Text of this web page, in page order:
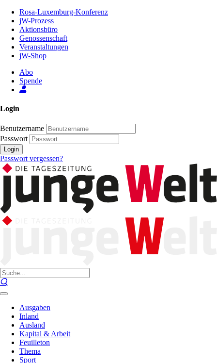
Inhalt
Seite
Rosa-Luxemburg-Konferenz
jW-Prozess
Aktionsbüro
Genossenschaft
Veranstaltungen
jW-Shop
Abo
Spende
Login
Benutzername
Passwort
Login
Passwort vergessen?
Ausgaben
Inland
Ausland
Kapital & Arbeit
Feuilleton
Thema
Sport